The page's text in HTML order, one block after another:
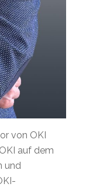
von OKI
auf dem
und